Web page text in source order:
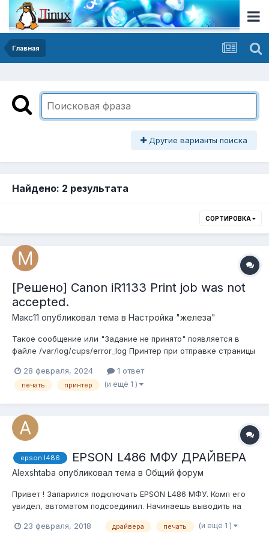
Главная
Другие варианты поиска
Найдено: 2 результата
СОРТИРОВКА
[Решено] Canon iR1133 Print job was not
accepted.
Макс11 опубликовал тема в Настройка "железа"
Такое сообщение или "Задание не принято" появляется в
файле /var/log/cups/error_log Принтер при отправке страницы
установить LogLevel debug, а не warn, в error_log пишет
много информации, в том числе, No authentication data
28 февраля, 2024 1 ответ
печать принтер (и ещё 1 )
epson l486 EPSON L486 МФУ ДРАЙВЕРА
Alexshtaba опубликовал тема в Общий форум
Привет ! Запарился подключать EPSON L486 МФУ. Комп его
увидел, автоматом подсоединил. Начинаешь выводить на
Canon. Поддержка EPSON дала это
23 февраля, 2018 драйвера печать (и ещё 1 )